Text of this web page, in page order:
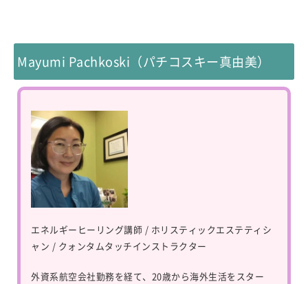
Mayumi Pachkoski（パチコスキー真由美）
エネルギーヒーリング講師 / ホリスティックエステティシ
ャン / クォンタムタッチインストラクター
外資系航空会社勤務を経て、20歳から海外生活をスター